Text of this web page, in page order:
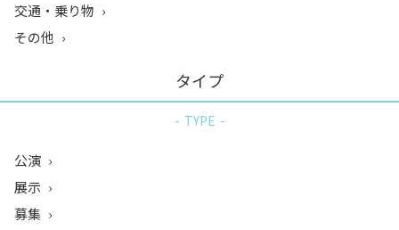
交通・乗り物
その他
タイプ
TYPE
公演
展示
募集